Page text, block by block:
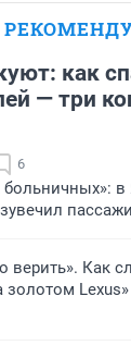
как
— три
6
верить». Как
золотом